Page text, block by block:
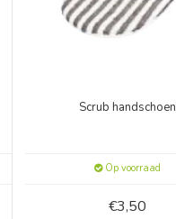
Scrub handschoen
Op voorraad
€3,50